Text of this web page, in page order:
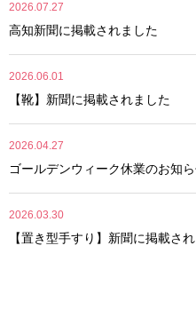
2026.07.27
高知新聞に掲載されました
2026.06.01
【靴】新聞に掲載されました
2026.04.27
ゴールデンウィーク休業のお知
2026.03.30
【置き型手すり】新聞に掲載さ